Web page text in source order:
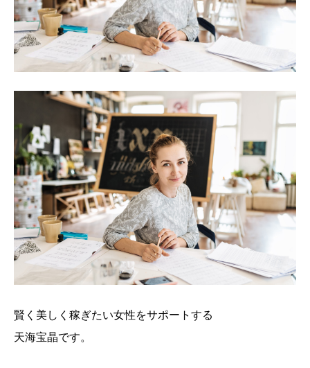
賢く美しく稼ぎたい女性をサポートする
天海宝晶です。